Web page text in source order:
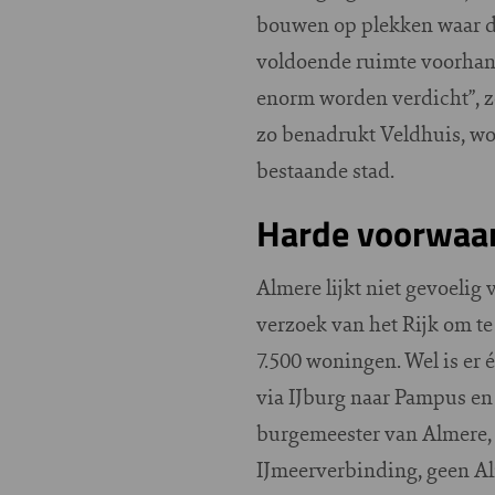
bouwen op plekken waar
voldoende ruimte
enorm worden verdicht”,
zo benadrukt Veldhuis,
bestaande stad.
Harde
Almere lijkt niet gevoelig
verzoek van het Rijk om
7.500 woningen. Wel is
via IJburg naar Pampus
burgemeester van
IJmeerverbinding, geen